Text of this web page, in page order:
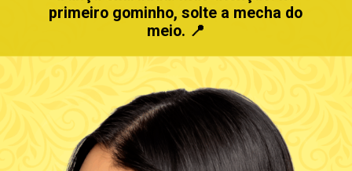
primeiro gominho, solte a mecha do
meio. 📍